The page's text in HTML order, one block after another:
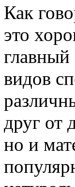
Как
это
видов
друг от
но и